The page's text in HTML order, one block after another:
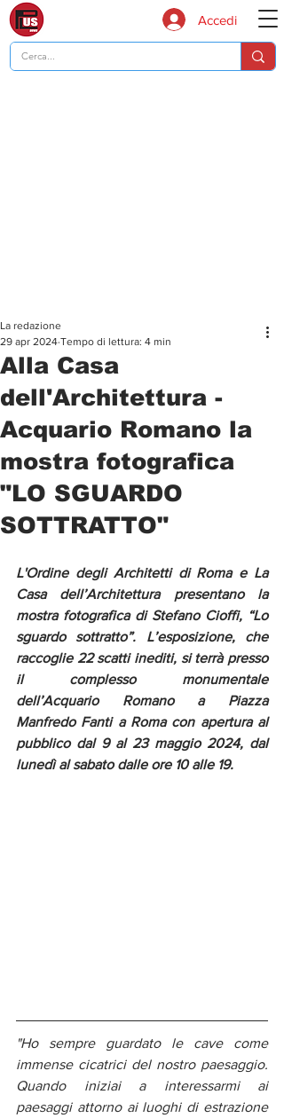
Accedi
Alla Casa
dell'Architettura -
Acquario Romano la
mostra fotografica
"LO SGUARDO
SOTTRATTO"
La redazione
29 apr 2024 Tempo di lettura: 4 min
L'Ordine degli Architetti di Roma e La
Casa dell’Architettura presentano la
mostra fotografica di Stefano Cioffi, “Lo
sguardo sottratto”. L’esposizione, che
raccoglie 22 scatti inediti, si terrà presso
il complesso monumentale
dell’Acquario Romano a Piazza
Manfredo Fanti a Roma con apertura al
pubblico dal 9 al 23 maggio 2024, dal
lunedì al sabato dalle ore 10 alle 19.
"Ho sempre guardato le cave come
immense cicatrici del nostro paesaggio.
Quando iniziai a interessarmi ai
paesaggi attorno ai luoghi di estrazione